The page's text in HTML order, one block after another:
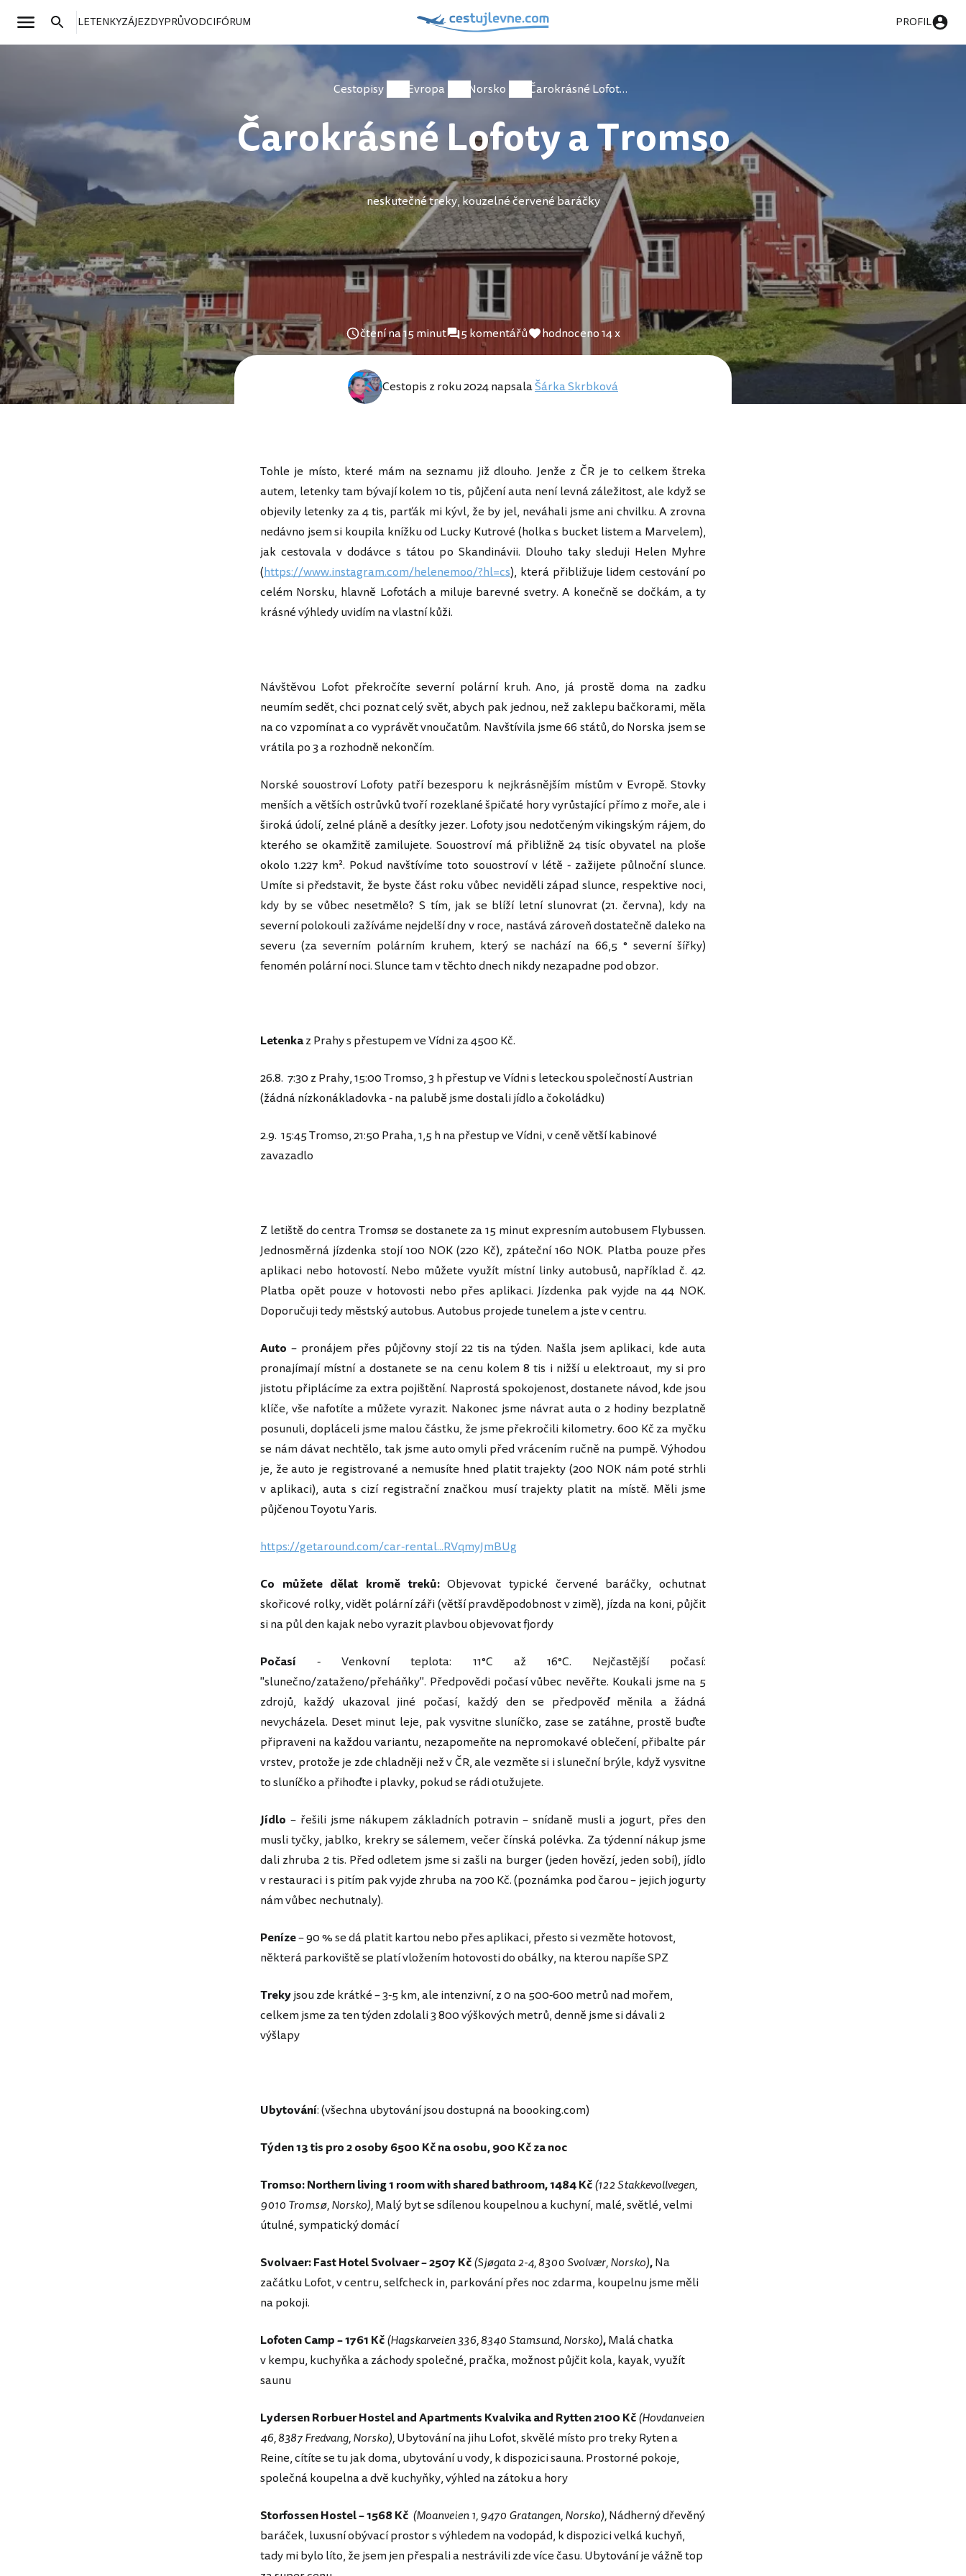
LETENKYZÁJEZDYPRŮVODCIFÓRUM PROFIL
Cestopisy Evropa Norsko Čarokrásné Lofoty a Tromso
Čarokrásné Lofoty a Tromso
neskutečné treky, kouzelné červené baráčky
čtení na 15 minut 5 komentářů hodnoceno 14 x
Cestopis z roku 2024 napsalaŠárka Skrbková
Tohle je místo, které mám na seznamu již dlouho. Jenže z ČR je to celkem štreka
autem, letenky tam bývají kolem 10 tis, půjčení auta není levná záležitost, ale když se
objevily letenky za 4 tis, parťák mi kývl, že by jel, neváhali jsme ani chvilku. A zrovna
nedávno jsem si koupila knížku od Lucky Kutrové (holka s bucket listem a Marvelem),
jak cestovala v dodávce s tátou po Skandinávii. Dlouho taky sleduji Helen Myhre
(https://www.instagram.com/helenemoo/?hl=cs), která přibližuje lidem cestování po
celém Norsku, hlavně Lofotách a miluje barevné svetry. A konečně se dočkám, a ty
krásné výhledy uvidím na vlastní kůži.
Návštěvou Lofot překročíte severní polární kruh. Ano, já prostě doma na zadku
neumím sedět, chci poznat celý svět, abych pak jednou, než zaklepu bačkorami, měla
na co vzpomínat a co vyprávět vnoučatům. Navštívila jsme 66 států, do Norska jsem se
vrátila po 3 a rozhodně nekončím.
Norské souostroví Lofoty patří bezesporu k nejkrásnějším místům v Evropě. Stovky
menších a větších ostrůvků tvoří rozeklané špičaté hory vyrůstající přímo z moře, ale i
široká údolí, zelné pláně a desítky jezer. Lofoty jsou nedotčeným vikingským rájem, do
kterého se okamžitě zamilujete. Souostroví má přibližně 24 tisíc obyvatel na ploše
okolo 1.227 km². Pokud navštívíme toto souostroví v létě - zažijete půlnoční slunce.
Umíte si představit, že byste část roku vůbec neviděli západ slunce, respektive noci,
kdy by se vůbec nesetmělo? S tím, jak se blíží letní slunovrat (21. června), kdy na
severní polokouli zažíváme nejdelší dny v roce, nastává zároveň dostatečně daleko na
severu (za severním polárním kruhem, který se nachází na 66,5 ° severní šířky)
fenomén polární noci. Slunce tam v těchto dnech nikdy nezapadne pod obzor.
Letenkaz Prahy s přestupem ve Vídni za 4500 Kč.
26.8. 7:30 z Prahy, 15:00 Tromso, 3 h přestup ve Vídni s leteckou společností Austrian
(žádná nízkonákladovka - na palubě jsme dostali jídlo a čokoládku)
2.9. 15:45 Tromso, 21:50 Praha, 1,5 h na přestup ve Vídni, v ceně větší kabinové
zavazadlo
Z letiště do centra Tromsø se dostanete za 15 minut expresním autobusem Flybussen.
Jednosměrná jízdenka stojí 100 NOK (220 Kč), zpáteční 160 NOK. Platba pouze přes
aplikaci nebo hotovostí. Nebo můžete využít místní linky autobusů, například č. 42.
Platba opět pouze v hotovosti nebo přes aplikaci. Jízdenka pak vyjde na 44 NOK.
Doporučuji tedy městský autobus. Autobus projede tunelem a jste v centru.
Auto – pronájem přes půjčovny stojí 22 tis na týden. Našla jsem aplikaci, kde auta
pronajímají místní a dostanete se na cenu kolem 8 tis i nižší u elektroaut, my si pro
jistotu připlácíme za extra pojištění. Naprostá spokojenost, dostanete návod, kde jsou
klíče, vše nafotíte a můžete vyrazit. Nakonec jsme návrat auta o 2 hodiny bezplatně
posunuli, dopláceli jsme malou částku, že jsme překročili kilometry. 600 Kč za myčku
se nám dávat nechtělo, tak jsme auto omyli před vrácením ručně na pumpě. Výhodou
je, že auto je registrované a nemusíte hned platit trajekty (200 NOK nám poté strhli
v aplikaci), auta s cizí registrační značkou musí trajekty platit na místě. Měli jsme
půjčenou Toyotu Yaris.
https://getaround.com/car-rental...RVqmyJmBUg
Co můžete dělat kromě treků:Objevovat typické červené baráčky, ochutnat
skořicové rolky, vidět polární záři (větší pravděpodobnost v zimě), jízda na koni, půjčit
si na půl den kajak nebo vyrazit plavbou objevovat fjordy
Počasí - Venkovní teplota: 11°C až 16°C. Nejčastější počasí:
"slunečno/zataženo/přeháňky". Předpovědi počasí vůbec nevěřte. Koukali jsme na 5
zdrojů, každý ukazoval jiné počasí, každý den se předpověď měnila a žádná
nevycházela. Deset minut leje, pak vysvitne sluníčko, zase se zatáhne, prostě buďte
připraveni na každou variantu, nezapomeňte na nepromokavé oblečení, přibalte pár
vrstev, protože je zde chladněji než v ČR, ale vezměte si i sluneční brýle, když vysvitne
to sluníčko a přihoďte i plavky, pokud se rádi otužujete.
Jídlo – řešili jsme nákupem základních potravin – snídaně musli a jogurt, přes den
musli tyčky, jablko, krekry se sálemem, večer čínská polévka. Za týdenní nákup jsme
dali zhruba 2 tis. Před odletem jsme si zašli na burger (jeden hovězí, jeden sobí), jídlo
v restauraci i s pitím pak vyjde zhruba na 700 Kč. (poznámka pod čarou – jejich jogurty
nám vůbec nechutnaly).
Peníze– 90 % se dá platit kartou nebo přes aplikaci, přesto si vezměte hotovost,
některá parkoviště se platí vložením hotovosti do obálky, na kterou napíše SPZ
Trekyjsou zde krátké – 3-5 km, ale intenzivní, z 0 na 500-600 metrů nad mořem,
celkem jsme za ten týden zdolali 3 800 výškových metrů, denně jsme si dávali 2
výšlapy
Ubytování: (všechna ubytování jsou dostupná na boooking.com)
Týden 13 tis pro 2 osoby 6500 Kč na osobu, 900 Kč za noc
Tromso: Northern living 1 room with shared bathroom, 1484 Kč(122 Stakkevollvegen,
9010 Tromsø, Norsko),Malý byt se sdílenou koupelnou a kuchyní, malé, světlé, velmi
útulné, sympatický domácí
Svolvaer: Fast Hotel Svolvaer – 2507 Kč(Sjøgata 2-4, 8300 Svolvær, Norsko),Na
začátku Lofot, v centru, selfcheck in, parkování přes noc zdarma, koupelnu jsme měli
na pokoji.
Lofoten Camp – 1761 Kč(Hagskarveien 336, 8340 Stamsund, Norsko),Malá chatka
v kempu, kuchyňka a záchody společné, pračka, možnost půjčit kola, kayak, využít
saunu
Lydersen Rorbuer Hostel and Apartments Kvalvika and Rytten 2100 Kč(Hovdanveien
46, 8387 Fredvang, Norsko),Ubytování na jihu Lofot, skvělé místo pro treky Ryten a
Reine, cítíte se tu jak doma, ubytování u vody, k dispozici sauna. Prostorné pokoje,
společná koupelna a dvě kuchyňky, výhled na zátoku a hory
Storfossen Hostel – 1568 Kč (Moanveien 1, 9470 Gratangen, Norsko),Nádherný dřevěný
baráček, luxusní obývací prostor s výhledem na vodopád, k dispozici velká kuchyň,
tady mi bylo líto, že jsem jen přespali a nestrávili zde více času. Ubytování je vážně top